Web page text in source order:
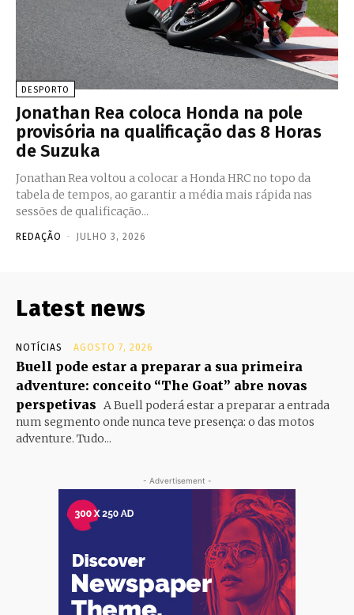
DESPORTO
Jonathan Rea coloca Honda na pole
provisória na qualificação das 8 Horas
de Suzuka
Jonathan Rea voltou a colocar a Honda HRC no topo da
tabela de tempos, ao garantir a média mais rápida nas
sessões de qualificação...
REDAÇÃO - JULHO 3, 2026
Latest news
NOTÍCIAS AGOSTO 7, 2026
Buell pode estar a preparar a sua primeira
adventure: conceito “The Goat” abre novas
perspetivas A Buell poderá estar a preparar a entrada
num segmento onde nunca teve presença: o das motos
adventure. Tudo...
- Advertisement -